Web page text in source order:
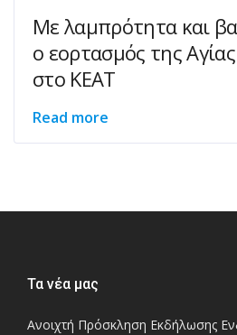
Με λαμπρότητα και
ο εορτασμός της
στο ΚΕΑΤ
Read more
Τα νέα μας
Ανοιχτή Πρόσκληση Εκδήλωσης